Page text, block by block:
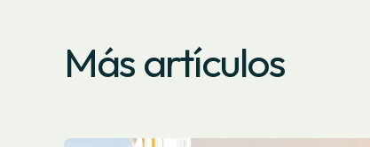
Más artículos